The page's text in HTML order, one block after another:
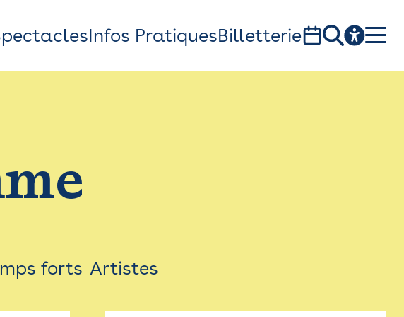
Menu
Infos PratiquesBilletterie
1, av. du Chateau d'eau - 31300 Toulouse
forts Artistes